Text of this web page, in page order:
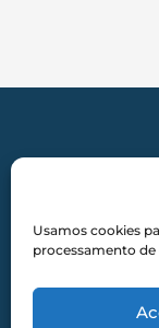
Usamos cookies
processamento